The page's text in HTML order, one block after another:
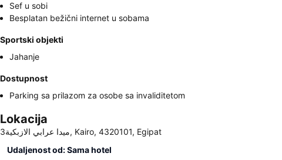
Sef u sobi
Besplatan bežični internet u sobama
Sportski objekti
Jahanje
Dostupnost
Parking sa prilazom za osobe sa invaliditetom
Lokacija
3ميدا عرابي الازبكية, Kairo, 4320101, Egipat
Udaljenost od: Sama hotel